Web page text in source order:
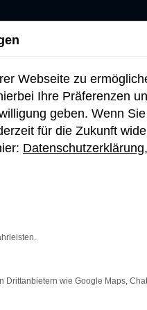
Webseite zu
Ihre Präferenzen
geben. Wenn
für die Zukunft
Datenschutzerklärung,
Drittanbietern wie Google Maps,